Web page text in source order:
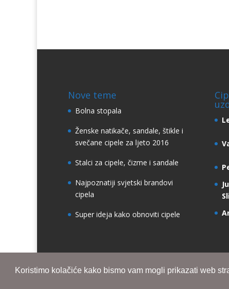
Koristimo kolačiće kako bismo vam mogli prikazati web
Nove teme
Bolna stopala
Ženske natikače, sandale, štikle i
svečane cipele za ljeto 2016
Stalci za cipele, čizme i sandale
Najpoznatiji svjetski brandovi
cipela
Super ideja kako obnoviti cipele
Designed byElegant Themes| Powered by